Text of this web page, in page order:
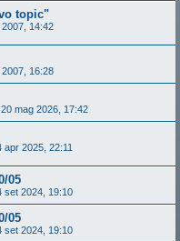
topic"
14:42
16:28
20 mag 2026, 17:42
apr 2025, 22:11
05
set 2024, 19:10
05
set 2024, 19:10